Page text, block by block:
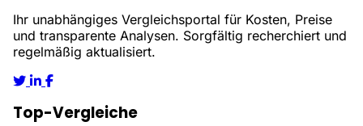
Ihr unabhängiges Vergleichsportal für Kosten, Preise
und transparente Analysen. Sorgfältig recherchiert und
regelmäßig aktualisiert.
Top-Vergleiche